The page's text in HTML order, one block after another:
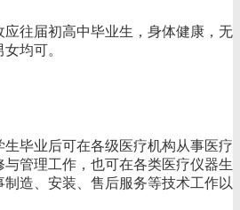
往届初高中毕业生，身体健康，无
均可。
生毕业后可在各级医疗机构从事医疗
管理工作，也可在各类医疗仪器生
造、安装、售后服务等技术工作以